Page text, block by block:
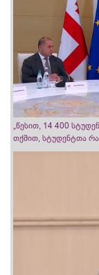
„წესით, 14 400
თქმით, სტუდენტთა